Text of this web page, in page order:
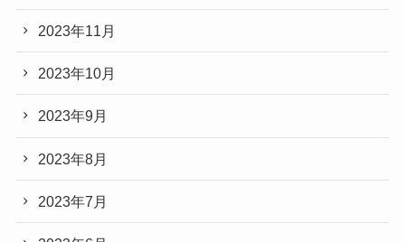
2023年11月
2023年10月
2023年9月
2023年8月
2023年7月